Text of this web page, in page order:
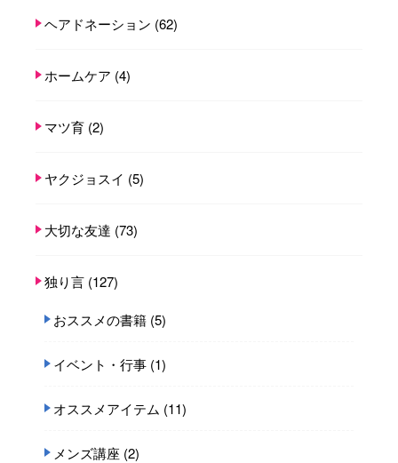
ヘアドネーション (62)
ホームケア (4)
マツ育 (2)
ヤクジョスイ (5)
大切な友達 (73)
独り言 (127)
おススメの書籍 (5)
イベント・行事 (1)
オススメアイテム (11)
メンズ講座 (2)